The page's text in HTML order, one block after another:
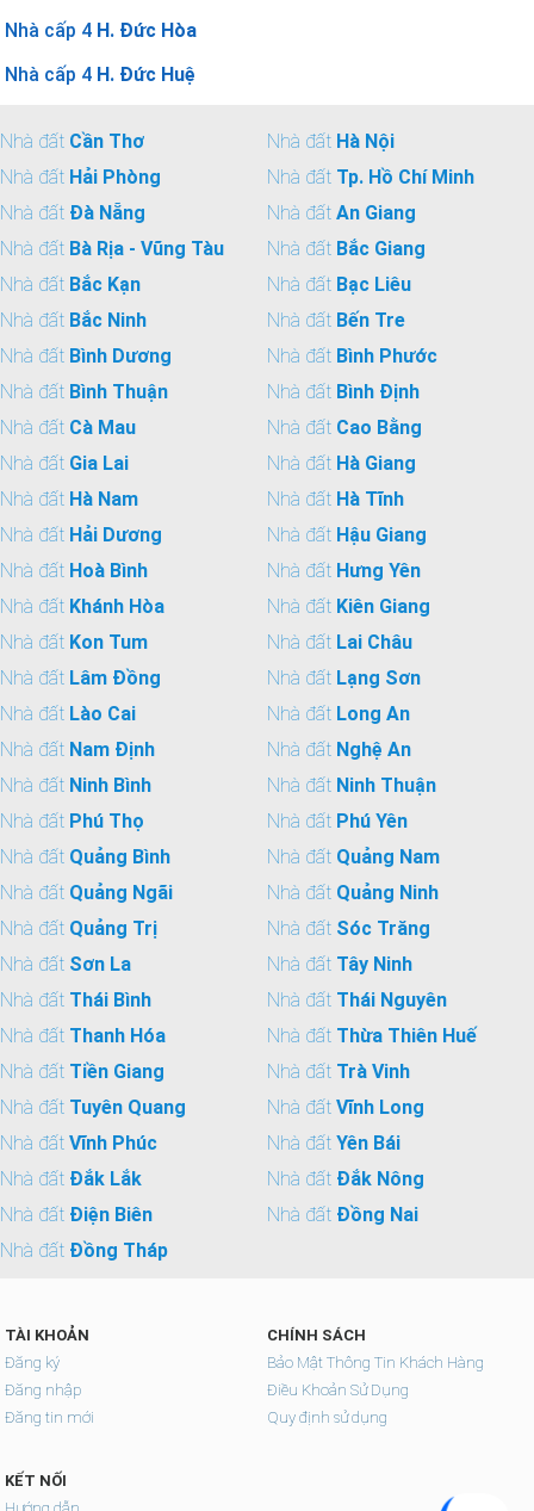
Nhà cấp 4 H. Đức Hòa
Nhà cấp 4 H. Đức Huệ
Nhà đất Cần Thơ Nhà đất Hà Nội
Nhà đất Hải Phòng Nhà đất Tp. Hồ Chí Minh
Nhà đất Đà Nẵng Nhà đất An Giang
Nhà đất Bà Rịa - Vũng Tàu Nhà đất Bắc Giang
Nhà đất Bắc Kạn Nhà đất Bạc Liêu
Nhà đất Bắc Ninh Nhà đất Bến Tre
Nhà đất Bình Dương Nhà đất Bình Phước
Nhà đất Bình Thuận Nhà đất Bình Định
Nhà đất Cà Mau Nhà đất Cao Bằng
Nhà đất Gia Lai Nhà đất Hà Giang
Nhà đất Hà Nam Nhà đất Hà Tĩnh
Nhà đất Hải Dương Nhà đất Hậu Giang
Nhà đất Hoà Bình Nhà đất Hưng Yên
Nhà đất Khánh Hòa Nhà đất Kiên Giang
Nhà đất Kon Tum Nhà đất Lai Châu
Nhà đất Lâm Đồng Nhà đất Lạng Sơn
Nhà đất Lào Cai Nhà đất Long An
Nhà đất Nam Định Nhà đất Nghệ An
Nhà đất Ninh Bình Nhà đất Ninh Thuận
Nhà đất Phú Thọ Nhà đất Phú Yên
Nhà đất Quảng Bình Nhà đất Quảng Nam
Nhà đất Quảng Ngãi Nhà đất Quảng Ninh
Nhà đất Quảng Trị Nhà đất Sóc Trăng
Nhà đất Sơn La Nhà đất Tây Ninh
Nhà đất Thái Bình Nhà đất Thái Nguyên
Nhà đất Thanh Hóa Nhà đất Thừa Thiên Huế
Nhà đất Tiền Giang Nhà đất Trà Vinh
Nhà đất Tuyên Quang Nhà đất Vĩnh Long
Nhà đất Vĩnh Phúc Nhà đất Yên Bái
Nhà đất Đắk Lắk Nhà đất Đắk Nông
Nhà đất Điện Biên Nhà đất Đồng Nai
Nhà đất Đồng Tháp
TÀI KHOẢN
Đăng ký
Đăng nhập
Đăng tin mới
CHÍNH SÁCH
Bảo Mật Thông Tin Khách Hàng
Điều Khoản Sử Dụng
Quy định sử dụng
KẾT NỐI